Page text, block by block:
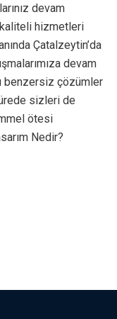
devam
hizmetleri
Çatalzeytin’da
devam
benzersiz çözümler
sizleri de
ötesi
Nedir?